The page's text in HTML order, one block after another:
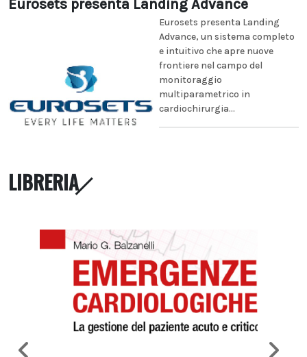
Eurosets presenta Landing Advance
Eurosets presenta Landing
Advance, un sistema completo
e intuitivo che apre nuove
frontiere nel campo del
monitoraggio
multiparametrico in
cardiochirurgia...
LIBRERIA